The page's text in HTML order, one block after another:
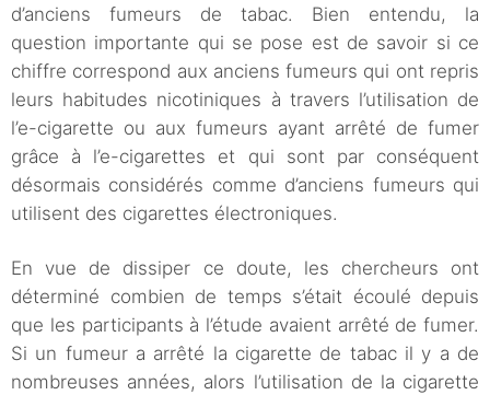
d’anciens fumeurs de tabac. Bien entendu, la
question importante qui se pose est de savoir si ce
chiffre correspond aux anciens fumeurs qui ont repris
leurs habitudes nicotiniques à travers l’utilisation de
l’e-cigarette ou aux fumeurs ayant arrêté de fumer
grâce à l’e-cigarettes et qui sont par conséquent
désormais considérés comme d’anciens fumeurs qui
utilisent des cigarettes électroniques.
En vue de dissiper ce doute, les chercheurs ont
déterminé combien de temps s’était écoulé depuis
que les participants à l’étude avaient arrêté de fumer.
Si un fumeur a arrêté la cigarette de tabac il y a de
nombreuses années, alors l’utilisation de la cigarette